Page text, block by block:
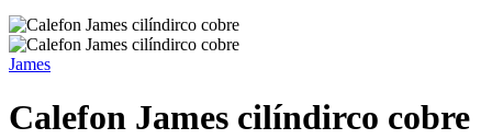
James
Calefon James cilíndirco cobre